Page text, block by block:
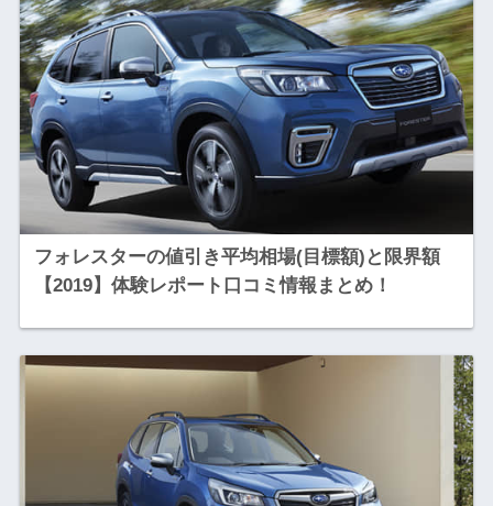
フォレスターの値引き平均相場(目標額)と限界額
【2019】体験レポート口コミ情報まとめ！